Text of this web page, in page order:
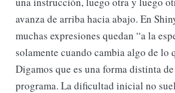
avanza de arriba hacia abajo. En
muchas expresiones quedan “a la
solamente cuando cambia algo de lo
Digamos que es una forma distinta
programa. La dificultad inicial no